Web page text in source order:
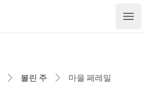
볼린 주 마을 페레밀